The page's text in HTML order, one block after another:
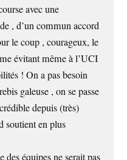
avec une
, d’un commun accord
le coup , courageux, le
évitant même à l’UCI
! On a pas besoin
galeuse , on se passe
depuis (très)
soutient en plus
des équipes ne serait pas